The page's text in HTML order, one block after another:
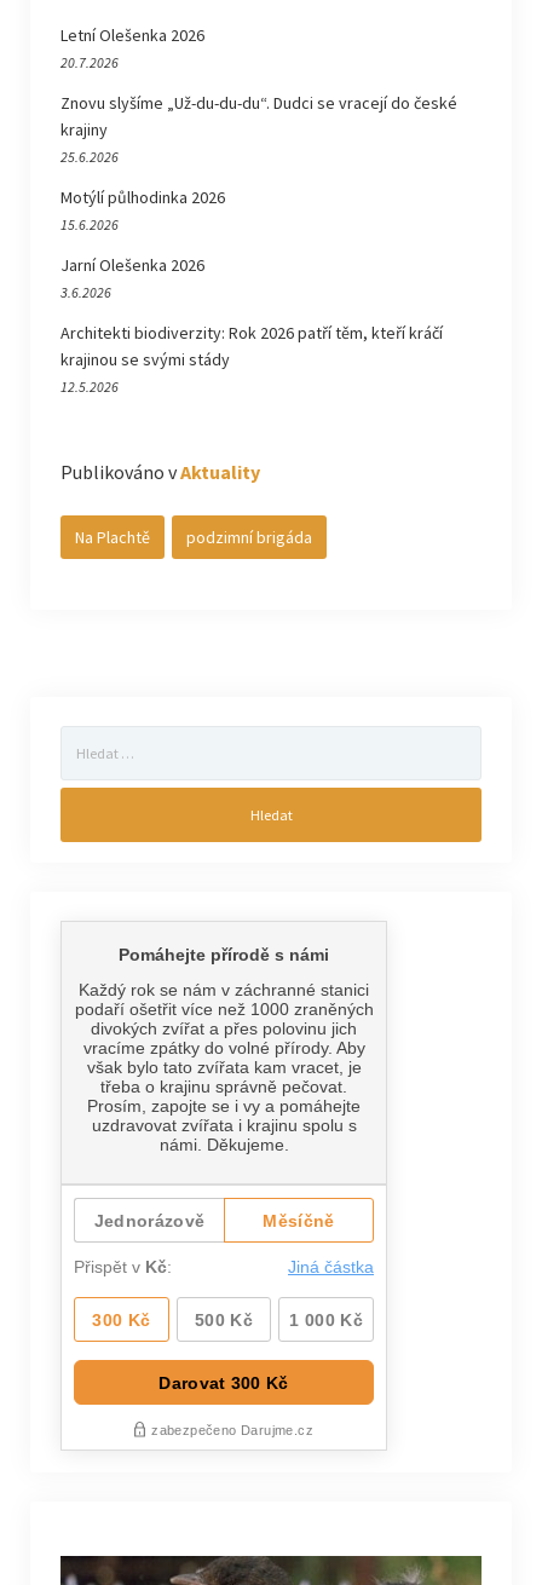
Letní Olešenka 2026
20.7.2026
Znovu slyšíme „Už-du-du-du“. Dudci se vracejí do české
krajiny
25.6.2026
Motýlí půlhodinka 2026
15.6.2026
Jarní Olešenka 2026
3.6.2026
Architekti biodiverzity: Rok 2026 patří těm, kteří kráčí
krajinou se svými stády
12.5.2026
Publikováno vAktuality
Na Plachtě podzimní brigáda